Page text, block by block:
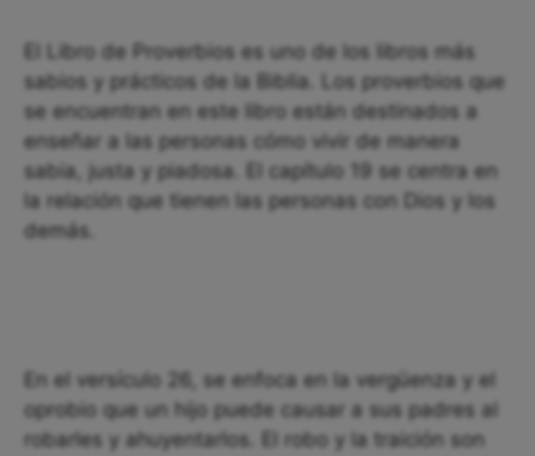
El Libro de Proverbios es uno de los libros más
sabios y prácticos de la Biblia. Los proverbios que
se encuentran en este libro están destinados a
enseñar a las personas cómo vivir de manera
sabia, justa y piadosa. El capítulo 19 se centra en
la relación que tienen las personas con Dios y los
demás.
En el versículo 26, se enfoca en la vergüenza y el
oprobio que un hijo puede causar a sus padres al
robarles y ahuyentarlos. El robo y la traición son